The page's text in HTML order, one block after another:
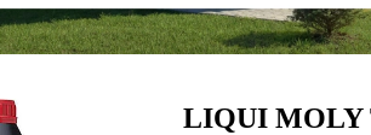
LIQUI MOLY